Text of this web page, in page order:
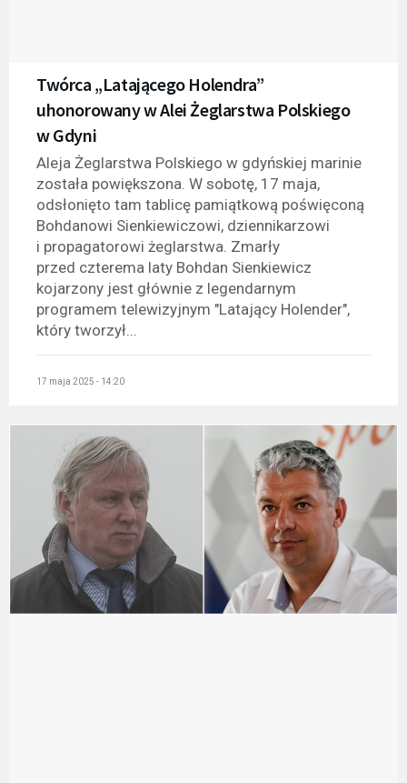
Twórca „Latającego Holendra”
uhonorowany w Alei Żeglarstwa Polskiego
w Gdyni
Aleja Żeglarstwa Polskiego w gdyńskiej marinie
została powiększona. W sobotę, 17 maja,
odsłonięto tam tablicę pamiątkową poświęconą
Bohdanowi Sienkiewiczowi, dziennikarzowi
i propagatorowi żeglarstwa. Zmarły
przed czterema laty Bohdan Sienkiewicz
kojarzony jest głównie z legendarnym
programem telewizyjnym "Latający Holender",
który tworzył...
17 maja 2025 - 14:20